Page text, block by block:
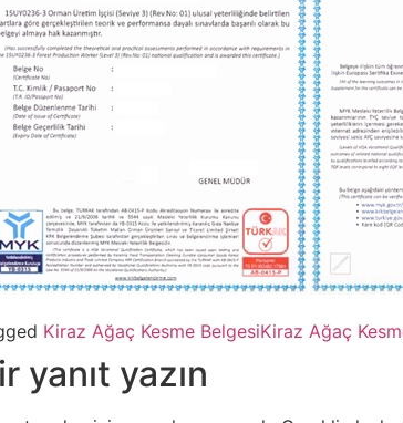
Kiraz Ağaç Kesme BelgesiKiraz Ağaç
yanıt yazın